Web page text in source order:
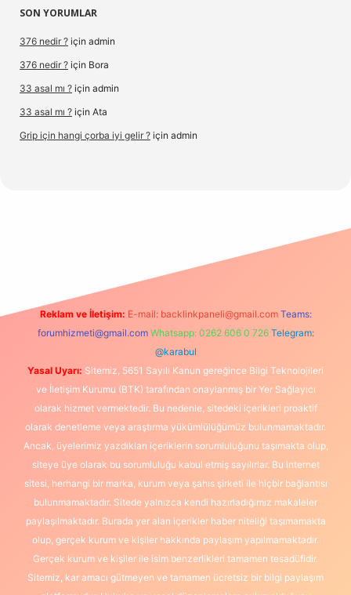
SON YORUMLAR
376 nedir ? için admin
376 nedir ? için Bora
33 asal mı ? için admin
33 asal mı ? için Ata
Grip için hangi çorba iyi gelir ? için admin
Reklam ve İletişim: E-mail: backlinkpaneli@gmail.com Teams:
forumhizmeti@gmail.com Whatsapp: 0262 606 0 726 Telegram:
@karabul
Yasal Uyarı: Sitemiz, 5651 Sayılı Kanun gereğince Bilgi Teknolojileri
ve İletişim Kurumu (BTK) tarafından onaylanmış bir Yer Sağlayıcı
olarak hizmet vermektedir. Bu nedenle, sitedeki içerikleri proaktif
olarak denetleme veya araştırma yükümlülüğümüz bulunmamaktadır.
Ancak, üyelerimiz yazdıkları içeriklerin sorumluluğunu taşımakta olup,
siteye üye olarak bu sorumluluğu kabul etmiş sayılırlar. Bu internet
sitesi, herhangi bir marka, kurum veya şahıs şirketi ile hiçbir bağlantısı
bulunmamaktadır. Sitede yalnızca kendi hazırladığımız makaleler
paylaşılmaktadır. Burada yer alan içerikler haber niteliği taşımamakta
olup, gerçek kurum ve kişiler hakkında paylaşım yapılmamaktadır.
Gerçek kurum ve kişiler ile isim benzerlikleri tamamen tesadüfidir.
Sitemiz, kar amacı gütmeyen ve tamamen ücretsiz bir bilgi paylaşım